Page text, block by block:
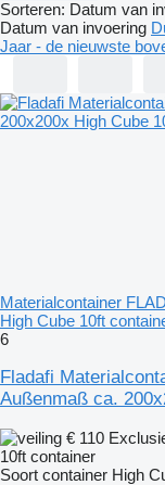
Sorteren: Datum van
Datum van invoering
Jaar - de nieuwste
Materialcontainer
High Cube 10ft
6
Fladafi
Außenmaß ca.
€ 110
10ft container
Soort container High